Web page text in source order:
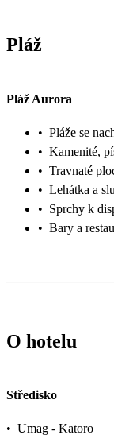
Pláž
Pláž Aurora
• Pláže se
• Kamenité,
• Travnaté
• Lehátka a
• Sprchy k
• Bary a
O hotelu
Středisko
• Umag - Katoro